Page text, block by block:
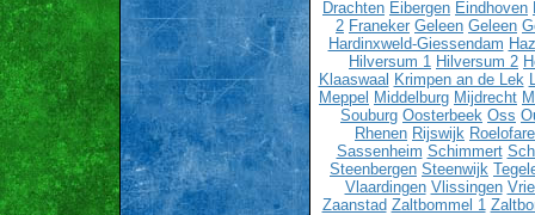
Drachten Eibergen Eindhoven
2 Franeker Geleen Geleen
Hardinxweld-Giessendam
Hilversum 1 Hilversum 2
Klaaswaal Krimpen an de Lek
Meppel Middelburg Mijdrecht
Souburg Oosterbeek Oss
Rhenen Rijswijk
Sassenheim Schimmert
Steenbergen Steenwijk
Vlaardingen Vlissingen
Zaanstad Zaltbommel 1